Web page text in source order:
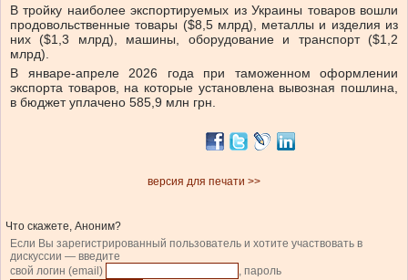
В тройку наиболее экспортируемых из Украины товаров вошли
продовольственные товары ($8,5 млрд), металлы и изделия из
них ($1,3 млрд), машины, оборудование и транспорт ($1,2
млрд).
В январе-апреле 2026 года при таможенном оформлении
экспорта товаров, на которые установлена вывозная пошлина,
в бюджет уплачено 585,9 млн грн.
версия для печати >>
Что скажете, Аноним?
Если Вы зарегистрированный пользователь и хотите участвовать в
дискуссии — введите
свой логин (email)
, пароль